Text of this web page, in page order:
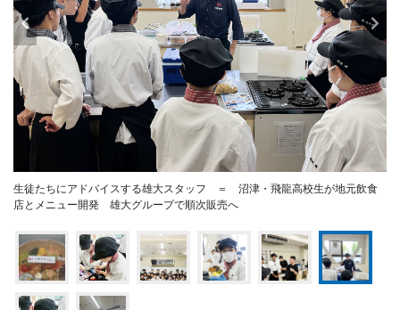
生徒たちにアドバイスする雄大スタッフ ＝ 沼津・飛龍高校生が地元飲食
店とメニュー開発 雄大グループで順次販売へ